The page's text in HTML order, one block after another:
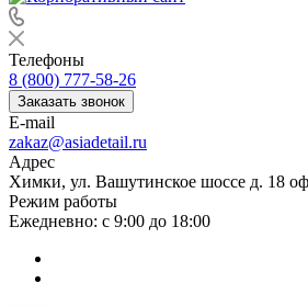
Телефоны
8 (800) 777-58-26
Заказать звонок
E-mail
zakaz@asiadetail.ru
Адрес
Химки, ул. Вашутинское шоссе д. 18
Режим работы
Ежедневно: с 9:00 до 18:00